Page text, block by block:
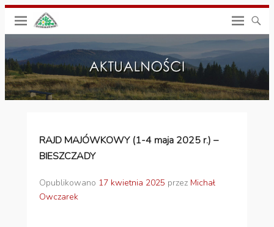
RAJD MAJÓWKOWY (1-4 maja 2025 r.) –
BIESZCZADY
Opublikowano 17 kwietnia 2025 przez Michał
Owczarek